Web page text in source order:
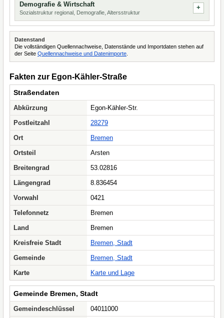
Demografie & Wirtschaft
Sozialstruktur regional, Demografie, Altersstruktur
Datenstand
Die vollständigen Quellennachweise, Datenstände und Importdaten stehen auf
der Seite Quellennachweise und Datenimporte
Fakten zur Egon-Kähler-Straße
Straßendaten
Abkürzung
Egon-Kähler-Str.
Postleitzahl
28279
Ort
Bremen
Ortsteil
Arsten
Breitengrad
53.02816
Längengrad
8.836454
Vorwahl
0421
Telefonnetz
Bremen
Land
Bremen
Kreisfreie Stadt
Bremen, Stadt
Gemeinde
Bremen, Stadt
Karte
Karte und Lage
Gemeinde Bremen, Stadt
Gemeindeschlüssel
04011000